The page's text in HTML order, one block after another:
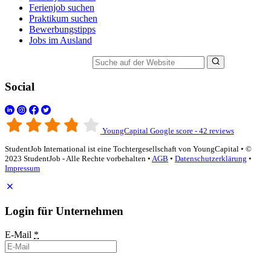
Ferienjob suchen
Praktikum suchen
Bewerbungstipps
Jobs im Ausland
Social
YoungCapital Google score - 42 reviews
StudentJob International ist eine Tochtergesellschaft von YoungCapital • ©
2023 StudentJob - Alle Rechte vorbehalten • AGB • Datenschutzerklärung •
Impressum
Login für Unternehmen
E-Mail *